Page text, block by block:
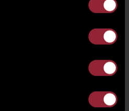
formulář a my se vám obratem